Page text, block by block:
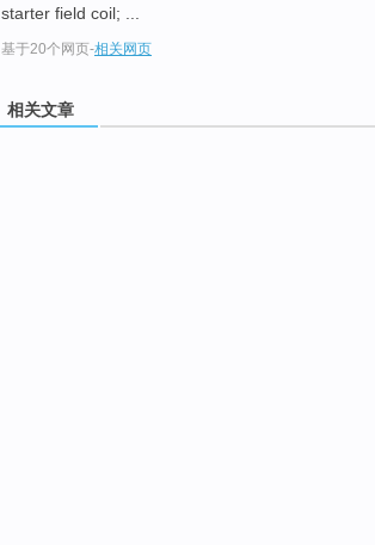
starter field coil; ...
基于20个网页-相关网页
相关文章